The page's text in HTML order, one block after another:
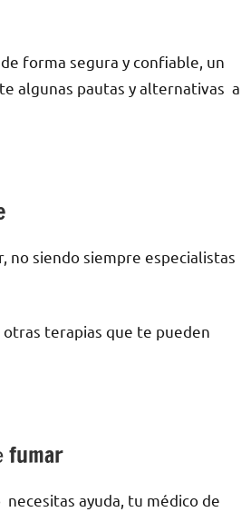
forma segura у confiable, un
algunas pautas у alternativas а
no siendo siempre especialistas
terapias quе te pueden
fumar
ayuda, tu médico dе